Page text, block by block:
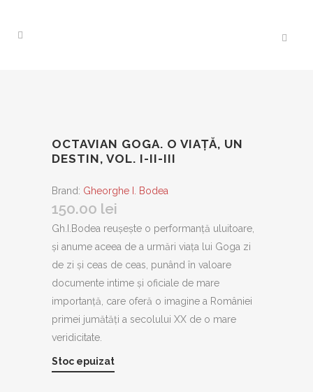
OCTAVIAN GOGA. O VIAŢĂ, UN
DESTIN, VOL. I-II-III
Brand: Gheorghe I. Bodea
150.00 lei
Gh.I.Bodea reuşeşte o performanţă uluitoare,
şi anume aceea de a urmări viaţa lui Goga zi
de zi şi ceas de ceas, punând în valoare
documente intime şi oficiale de mare
importanţă, care oferă o imagine a României
primei jumătăţi a secolului XX de o mare
veridicitate.
Stoc epuizat